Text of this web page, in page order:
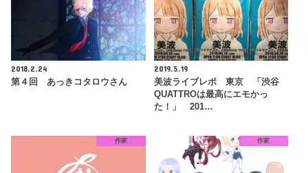
2018.2.24
第４回 あっきコタロウさん
2019.5.19
美波ライブレポ 東京 「渋谷
QUATTROは最高にエモかっ
た！」 201…
作家 作家